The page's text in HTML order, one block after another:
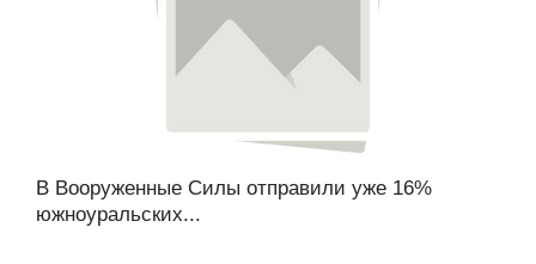
В Вооруженные Силы отправили уже 16%
южноуральских...